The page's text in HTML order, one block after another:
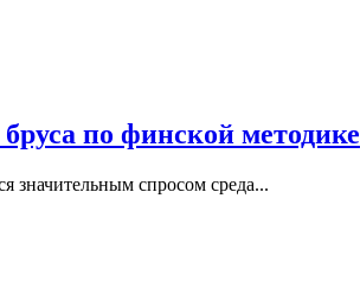
по финской методике
значительным спросом среда...